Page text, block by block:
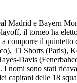
Madrid e Bayern
il torneo ha
comporre il quintetto
TJ Shorts (Paris),
Davis
nomi sono stati
capitani delle 18